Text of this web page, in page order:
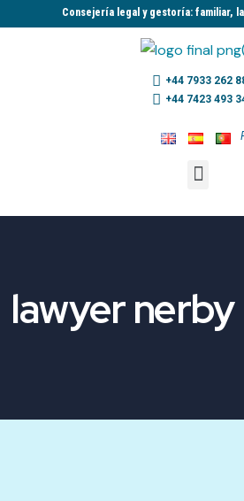
Consejería legal y gestoría: familiar,
+44 7933 262
+44 7423 493
lawyer nerby